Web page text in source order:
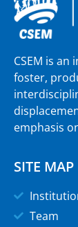
CSEM is
foster,
emphasis
SITE MAP
Team